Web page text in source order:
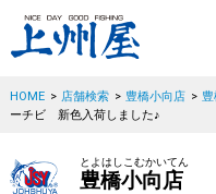
HOME > 店舗検索 > 豊橋小向店 >
ーチビ 新色入荷しました♪
とよはしこむかいてん
豊橋小向店